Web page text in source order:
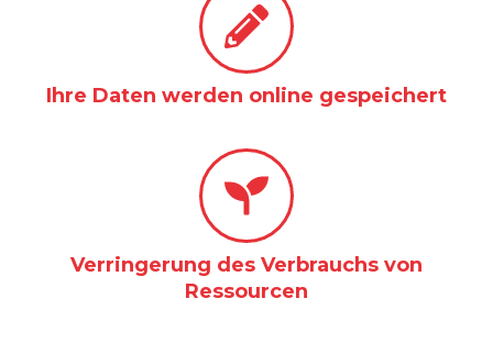
Ihre Daten werden online gespeichert
Verringerung des Verbrauchs von
Ressourcen